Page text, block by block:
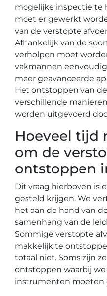
mogelijke inspectie te
moet er gewerkt
van de verstopte
Afhankelijk van de
verholpen moet
vakmannen
meer geavanceerde
Het ontstoppen van
verschillende
worden uitgevoerd
Hoeveel tijd
om de
ontstoppen
Dit vraag hierboven is
gesteld krijgen. We
het aan de hand van
samenhang van de
Sommige verstopte
makkelijk te
totaal niet. Soms zijn
ontstoppen waarbij we
instrumenten moeten